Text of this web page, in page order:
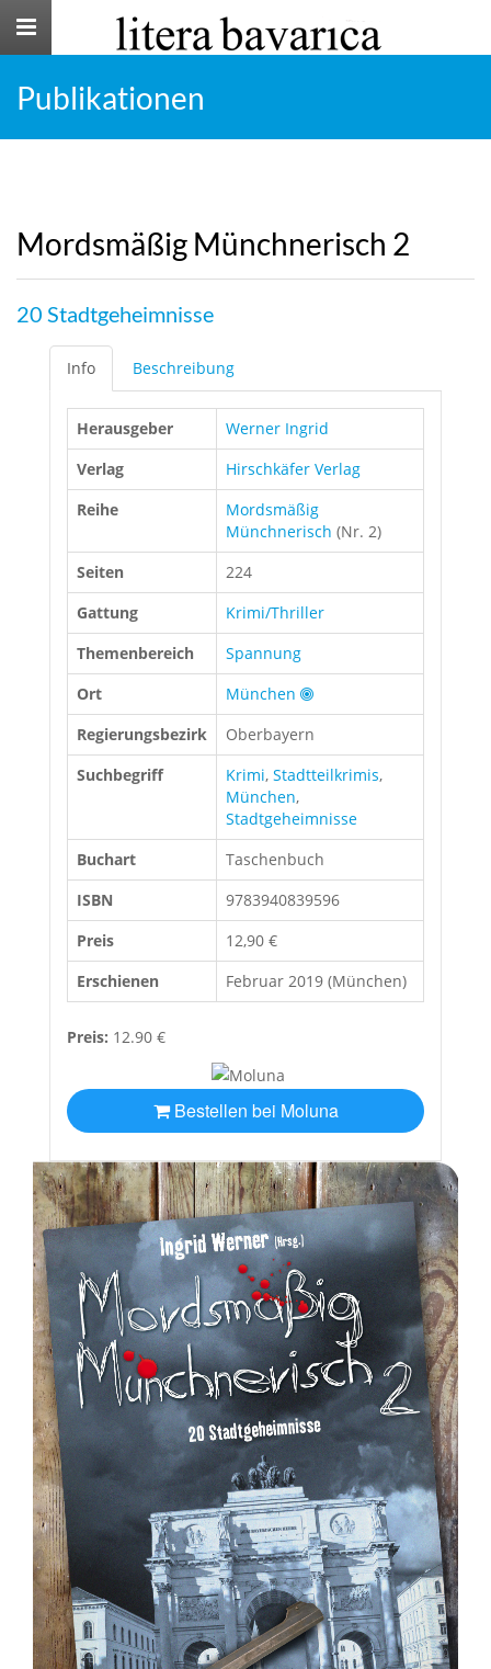
Toggle
Publikationen
Mordsmäßig Münchnerisch 2
20 Stadtgeheimnisse
Info Beschreibung
Herausgeber
Werner Ingrid
Verlag
Hirschkäfer Verlag
Reihe
Mordsmäßig
Münchnerisch (Nr. 2)
Seiten
224
Gattung
Krimi/Thriller
Themenbereich
Spannung
Ort
München
Regierungsbezirk
Oberbayern
Suchbegriff
Krimi, Stadtteilkrimis,
München,
Stadtgeheimnisse
Buchart
Taschenbuch
ISBN
9783940839596
Preis
12,90 €
Erschienen
Februar 2019 (München)
Preis: 12.90 €
Bestellen bei Moluna